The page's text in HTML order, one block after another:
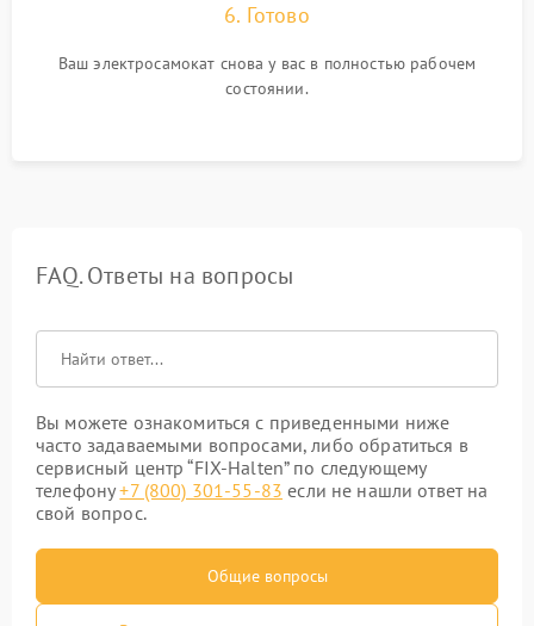
6. Готово
Ваш электросамокат снова у вас в полностью рабочем
состоянии.
FAQ. Ответы на вопросы
Вы можете ознакомиться с приведенными ниже
часто задаваемыми вопросами, либо обратиться в
сервисный центр “FIX-Halten” по следующему
телефону+7 (800) 301-55-83 если не нашли ответ на
свой вопрос.
Общие вопросы